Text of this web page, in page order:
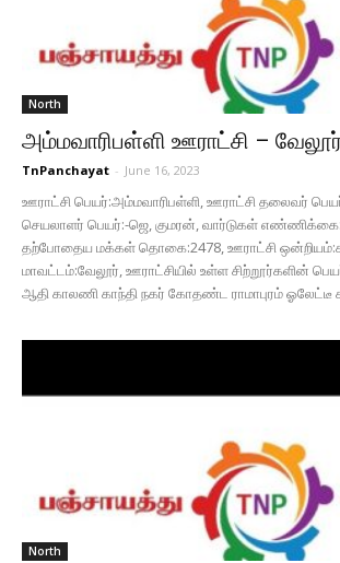
North
அம்மவாரிபள்ளி ஊராட்சி –
TnPanchayat - June 16, 2023
ஊராட்சி பெயர்:அம்மவாரிபள்ளி, ஊராட்சி தலைவர்
செயலாளர் பெயர்:-ஜெ, குமரன், வார்டுகள்
தற்போதைய மக்கள் தொகை:2478, ஊராட்சி
மாவட்டம்:வேலூர், ஊராட்சியில் உள்ள சிற்றூர்களின்
ஆதி காலணி காந்தி நகர் கோதண்ட ராமாபுரம் ஓலேட்டீ
North